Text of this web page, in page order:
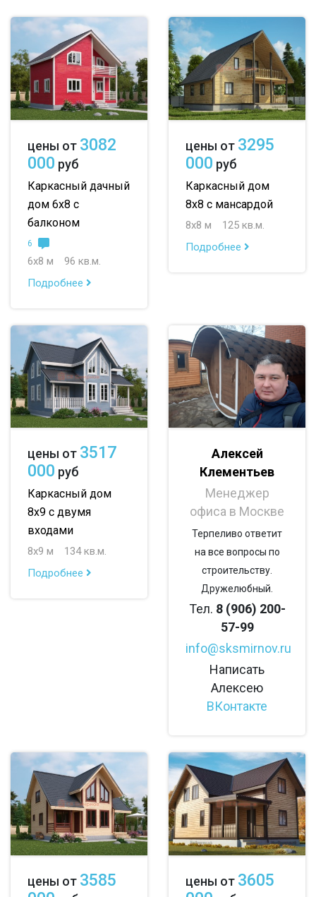
9х9
10х12
большие
маленькие
до 50 м
до 100 м
с балконом с верандой с террасой
с эркером с котельной
с панорамными окнами с санузлом
с ванной
с летней кухней с двумя входами
цены от 3082
000 руб
Каркасный дачный
дом 6х8 с
балконом
6
6х8 м
96 кв.м.
Подробнее
цены от 3295
000 руб
Каркасный дом
8х8 с мансардой
8х8 м
125 кв.м.
Подробнее
цены от 3517
000 руб
Каркасный дом
8х9 с двумя
входами
8х9 м
134 кв.м.
Подробнее
Алексей
Клементьев
Менеджер
офиса в Москве
Терпеливо ответит
на все вопросы по
строительству.
Дружелюбный.
Тел. 8 (906) 200-
57-99
info@sksmirnov.ru
Написать
Алексею
ВКонтакте
цены от 3585
цены от 3605